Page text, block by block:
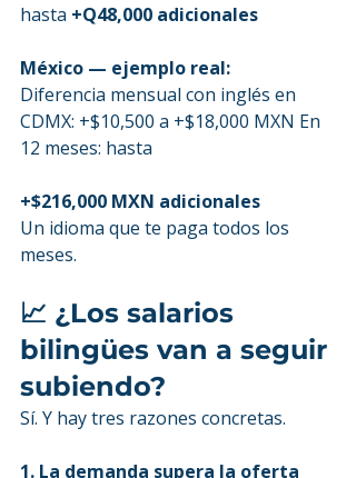
hasta +Q48,000 adicionales
México — ejemplo real:
Diferencia mensual con inglés en
CDMX: +$10,500 a +$18,000 MXN En
12 meses: hasta
+$216,000 MXN adicionales
Un idioma que te paga todos los
meses.
📈 ¿Los salarios
bilingües van a seguir
subiendo?
Sí. Y hay tres razones concretas.
1. La demanda supera la oferta